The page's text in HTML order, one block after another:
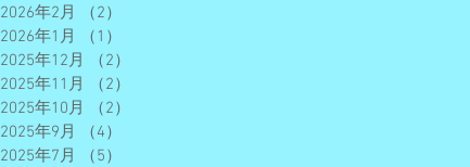
2026年2月
（2）
2026年1月
（1）
2025年12月
（2）
2025年11月
（2）
2025年10月
（2）
2025年9月
（4）
2025年7月
（5）